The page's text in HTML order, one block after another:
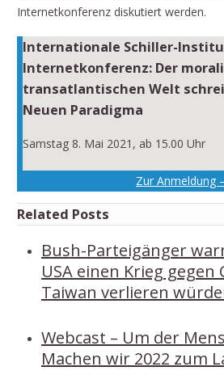
Internetkonferenz diskutiert werden.
Internationale Schiller-
Internetkonferenz: Der
transatlantischen Welt
Neuen Paradigma
Samstag 8. Mai 2021, ab 15.00 Uhr
Zur Anmeldung
Related Posts
Bush-Parteigänger
USA einen Krieg gegen
Taiwan verlieren
Webcast – Um der
Machen wir 2022 zum